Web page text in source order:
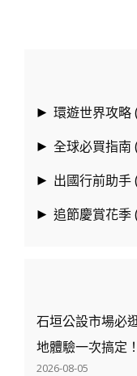
攻
精
選
款
有
羽
田
► 環遊世界攻略
► 全球必買指南
► 出國行前助手
► 追節慶賞花季
石垣公設市場必
地體驗一次搞定！
2026-08-05